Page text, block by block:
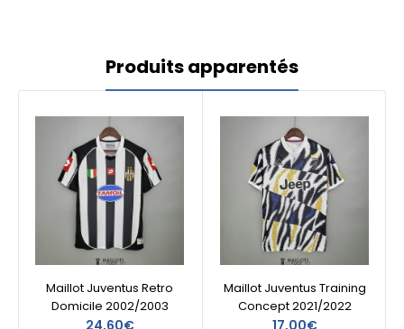
Produits apparentés
Maillot Juventus Retro
Domicile 2002/2003
24,60€
Maillot Juventus Training
Concept 2021/2022
17,00€